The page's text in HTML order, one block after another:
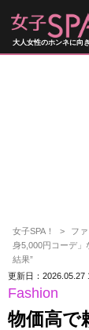
大人女性のホンネに向
女子SPA！ フ
身5,000円コーデ」
結果”
更新日：2026.05.27
Fashion
物価高で